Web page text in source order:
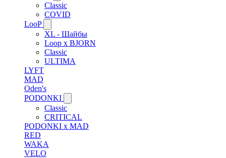
Classic
COVID
LooP
XL - Шайбы
Loop x BJORN
Classic
ULTIMA
LYFT
MAD
Oden's
PODONKI
Classic
CRITICAL
PODONKI x MAD
RED
WAKA
VELO